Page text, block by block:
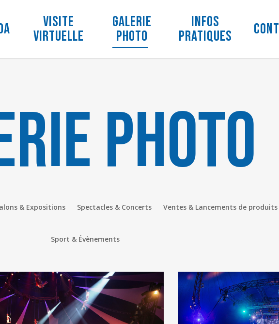
Visite
virtuelle
Galerie
photo
Infos
pratiques
photo
& Expositions Spectacles & Concerts Ventes & Lancements de produits
Sport & Évènements